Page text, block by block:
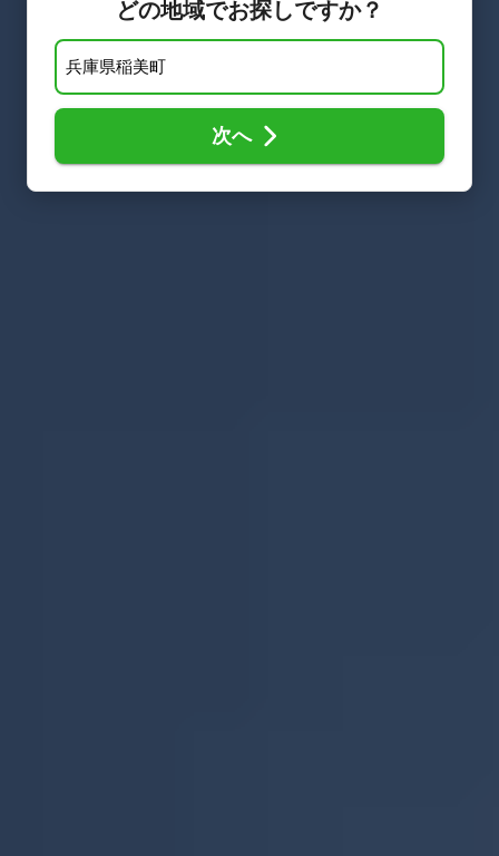
どの地域でお探しですか？
次へ